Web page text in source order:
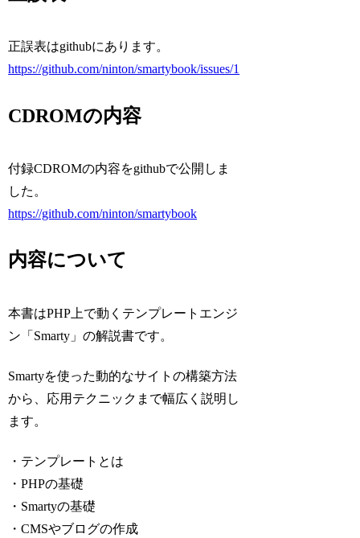
正誤表はgithubにあります。
https://github.com/ninton/smartybook/issues/1
CDROMの内容
付録CDROMの内容をgithubで公開しま
した。
https://github.com/ninton/smartybook
内容について
本書はPHP上で動くテンプレートエンジ
ン「Smarty」の解説書です。
Smartyを使った動的なサイトの構築方法
から、応用テクニックまで幅広く説明し
ます。
・テンプレートとは
・PHPの基礎
・Smartyの基礎
・CMSやブログの作成